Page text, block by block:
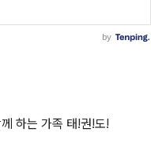
하는 가족 태!권!도!